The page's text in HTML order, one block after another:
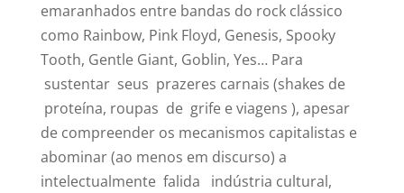
emaranhados entre bandas do rock clássico
como Rainbow, Pink Floyd, Genesis, Spooky
Tooth, Gentle Giant, Goblin, Yes… Para
sustentar seus prazeres carnais (shakes de
proteína, roupas de grife e viagens ), apesar
de compreender os mecanismos capitalistas e
abominar (ao menos em discurso) a
intelectualmente falida indústria cultural,